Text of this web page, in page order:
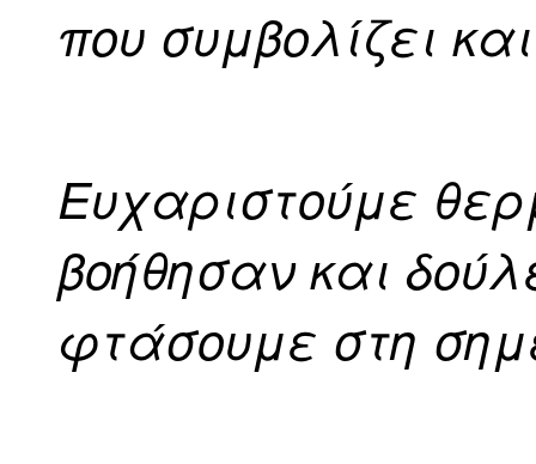
που συμβολίζει
Ευχαριστούμε
βοήθησαν και
φτάσουμε στη